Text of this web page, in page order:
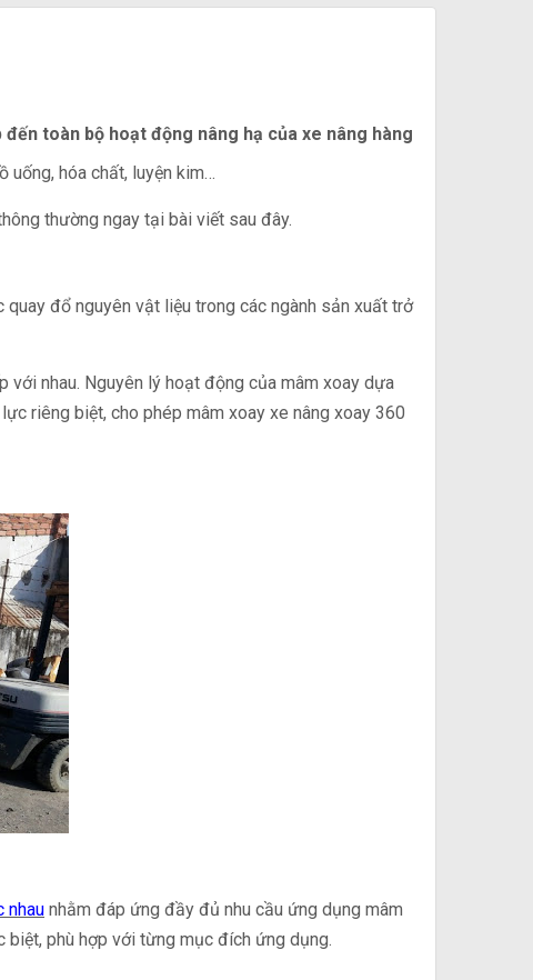
toàn bộ hoạt động nâng hạ của xe nâng hàng
hóa chất, luyện kim…
thường ngay tại bài viết sau đây.
đổ nguyên vật liệu trong các ngành sản xuất trở
với nhau. Nguyên lý hoạt động của mâm xoay dựa
riêng biệt, cho phép mâm xoay xe nâng xoay 360
nhau nhằm đáp ứng đầy đủ nhu cầu ứng dụng mâm
biệt, phù hợp với từng mục đích ứng dụng.